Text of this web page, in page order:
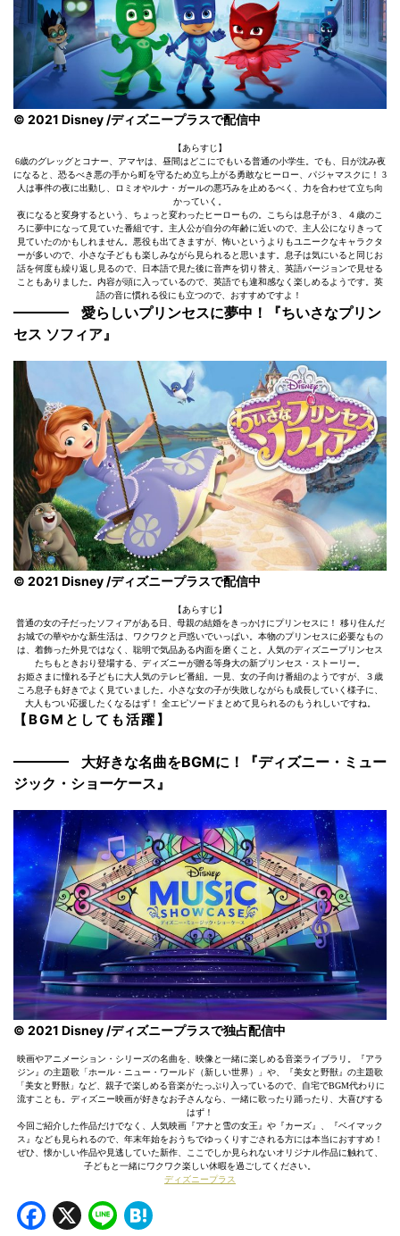
© 2021 Disney /ディズニープラスで配信中
【あらすじ】
6歳のグレッグとコナー、アマヤは、昼間はどこにでもいる普通の小学生。でも、日が沈み夜
になると、恐るべき悪の手から町を守るため立ち上がる勇敢なヒーロー、パジャマスクに！ 3
人は事件の夜に出動し、ロミオやルナ・ガールの悪巧みを止めるべく、力を合わせて立ち向
かっていく。
夜になると変身するという、ちょっと変わったヒーローもの。こちらは息子が３、４歳のこ
ろに夢中になって見ていた番組です。主人公が自分の年齢に近いので、主人公になりきって
見ていたのかもしれません。悪役も出てきますが、怖いというよりもユニークなキャラクタ
ーが多いので、小さな子どもも楽しみながら見られると思います。息子は気にいると同じお
話を何度も繰り返し見るので、日本語で見た後に音声を切り替え、英語バージョンで見せる
こともありました。内容が頭に入っているので、英語でも違和感なく楽しめるようです。英
語の音に慣れる役にも立つので、おすすめですよ！
愛らしいプリンセスに夢中！『ちいさなプリン
セス ソフィア』
© 2021 Disney /ディズニープラスで配信中
【あらすじ】
普通の女の子だったソフィアがある日、母親の結婚をきっかけにプリンセスに！ 移り住んだ
お城での華やかな新生活は、ワクワクと戸惑いでいっぱい。本物のプリンセスに必要なもの
は、着飾った外見ではなく、聡明で気品ある内面を磨くこと。人気のディズニープリンセス
たちもときおり登場する、ディズニーが贈る等身大の新プリンセス・ストーリー。
お姫さまに憧れる子どもに大人気のテレビ番組。一見、女の子向け番組のようですが、３歳
ころ息子も好きでよく見ていました。小さな女の子が失敗しながらも成長していく様子に、
大人もつい応援したくなるはず！ 全エピソードまとめて見られるのもうれしいですね。
【BGMとしても活躍】
大好きな名曲をBGMに！『ディズニー・ミュー
ジック・ショーケース』
© 2021 Disney /ディズニープラスで独占配信中
映画やアニメーション・シリーズの名曲を、映像と一緒に楽しめる音楽ライブラリ。『アラ
ジン』の主題歌「ホール・ニュー・ワールド（新しい世界）」や、『美女と野獣』の主題歌
「美女と野獣」など、親子で楽しめる音楽がたっぷり入っているので、自宅でBGM代わりに
流すことも。ディズニー映画が好きなお子さんなら、一緒に歌ったり踊ったり、大喜びする
はず！
今回ご紹介した作品だけでなく、人気映画『アナと雪の女王』や『カーズ』、『ベイマック
ス』なども見られるので、年末年始をおうちでゆっくりすごされる方には本当におすすめ！
ぜひ、懐かしい作品や見逃していた新作、ここでしか見られないオリジナル作品に触れて、
子どもと一緒にワクワク楽しい休暇を過ごしてください。
ディズニープラス
Facebook
X Line